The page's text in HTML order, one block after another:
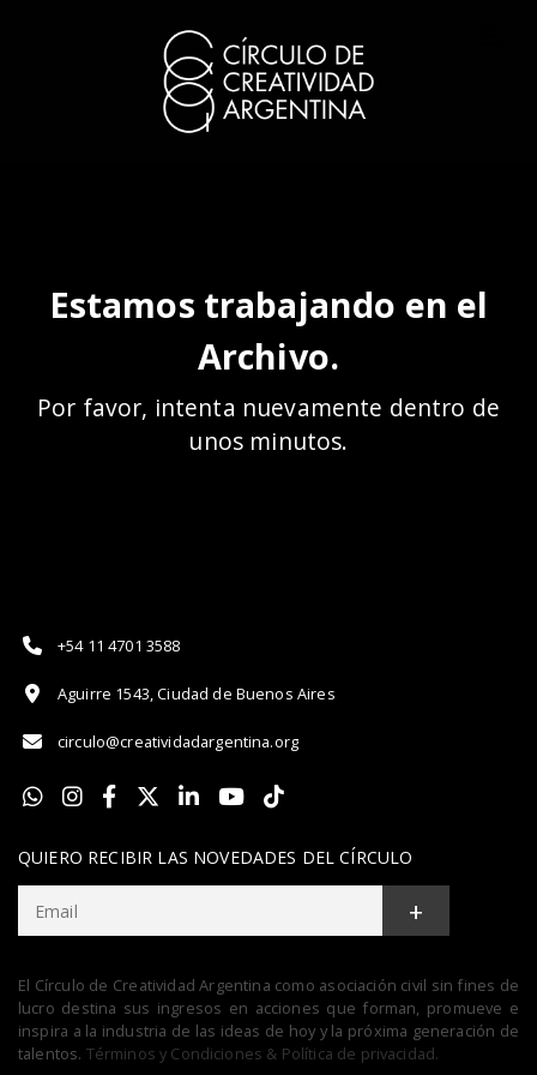
Estamos trabajando en el
Archivo.
Por favor, intenta nuevamente dentro de
unos minutos.
+54 11 4701 3588
Aguirre 1543, Ciudad de Buenos Aires
circulo@creatividadargentina.org
QUIERO RECIBIR LAS NOVEDADES DEL CÍRCULO
+
El Círculo de Creatividad Argentina como asociación civil sin fines de
lucro destina sus ingresos en acciones que forman, promueve e
inspira a la industria de las ideas de hoy y la próxima generación de
talentos. Términos y Condiciones & Política de privacidad.